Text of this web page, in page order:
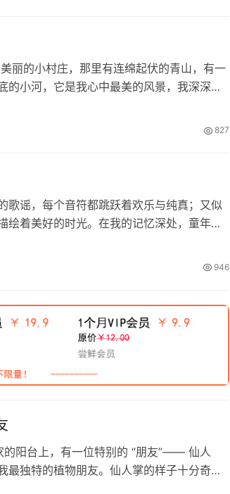
丽的小村庄，那里有连绵起伏的青山，有一
的小河，它是我心中最美的风景，我深深地
827
歌谣，每个音符都跳跃着欢乐与纯真；又似
绘着美好的时光。在我的记忆深处，童年的
946
阳台上，有一位特别的 “朋友”—— 仙人
最独特的植物朋友。仙人掌的样子十分奇